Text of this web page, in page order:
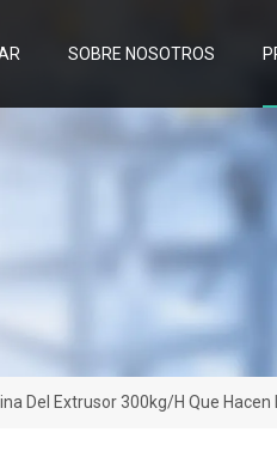
SOBRE NOSOTROS
Del Extrusor 300kg/H Que